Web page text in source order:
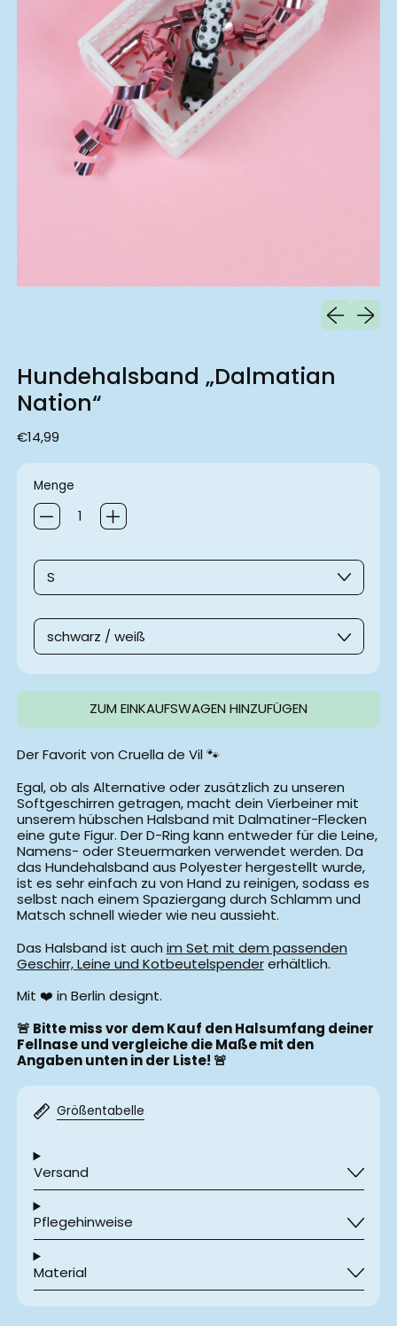
Vorheriges
Hundehalsband „Dalmatian
Nation“
Normaler Preis
€14,99
Menge
Größe
Farbe
ZUM EINKAUFSWAGEN HINZUFÜGEN
Der Favorit von Cruella de Vil 🐾
Egal, ob als Alternative oder zusätzlich zu unseren
Softgeschirren getragen, macht dein Vierbeiner mit
unserem hübschen Halsband mit Dalmatiner-Flecken
eine gute Figur. Der D-Ring kann entweder für die Leine,
Namens- oder Steuermarken verwendet werden. Da
das Hundehalsband aus Polyester hergestellt wurde,
ist es sehr einfach zu von Hand zu reinigen, sodass es
selbst nach einem Spaziergang durch Schlamm und
Matsch schnell wieder wie neu aussieht.
Das Halsband ist auch im Set mit dem passenden
Geschirr, Leine und Kotbeutelspendererhältlich.
Mit ❤️ in Berlin designt.
🚨 Bitte miss vor dem Kauf den Halsumfang deiner
Fellnase und vergleiche die Maße mit den
Angaben unten in der Liste! 🚨
Größentabelle
Versand
Pflegehinweise
Material
Belgien (EUR €)
Dänemark (DKK kr.)
Deutschland (EUR
€)
Estland (EUR €)
Finnland (EUR €)